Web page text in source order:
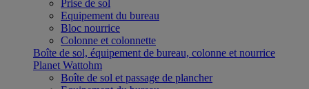
Prise de sol
Equipement du bureau
Bloc nourrice
Colonne et colonnette
Boîte de sol, équipement de bureau, colonne et nourrice
Planet Wattohm
Boîte de sol et passage de plancher